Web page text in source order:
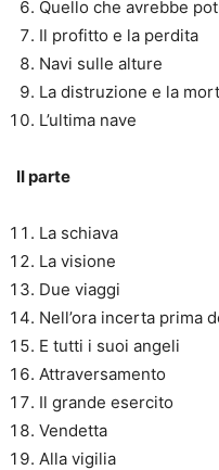
Quello che avrebbe
Il profitto e la perdita
Navi sulle alture
La distruzione e la
L’ultima nave
II parte
La schiava
La visione
Due viaggi
Nell’ora incerta prima
E tutti i suoi angeli
Attraversamento
Il grande esercito
Vendetta
Alla vigilia